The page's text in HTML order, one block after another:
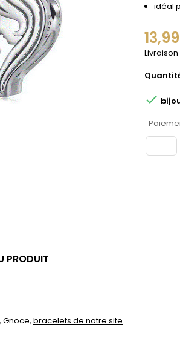
idéal

PRODUIT
bracelets de notre site